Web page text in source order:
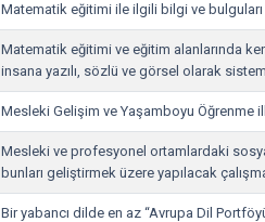
Matematik eğitimi ile ilgili bilgi ve
Matematik eğitimi ve eğitim alanlarında
insana yazılı, sözlü ve görsel olarak
Mesleki Gelişim ve Yaşamboyu Öğrenme
Mesleki ve profesyonel ortamlardaki
bunları geliştirmek üzere yapılacak
Bir yabancı dilde en az “Avrupa Dil